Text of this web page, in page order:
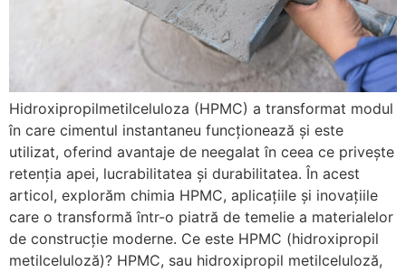
Hidroxipropilmetilceluloza (HPMC) a transformat modul
în care cimentul instantaneu funcționează și este
utilizat, oferind avantaje de neegalat în ceea ce privește
retenția apei, lucrabilitatea și durabilitatea. În acest
articol, explorăm chimia HPMC, aplicațiile și inovațiile
care o transformă într-o piatră de temelie a materialelor
de construcție moderne. Ce este HPMC (hidroxipropil
metilceluloză)? HPMC, sau hidroxipropil metilceluloză,